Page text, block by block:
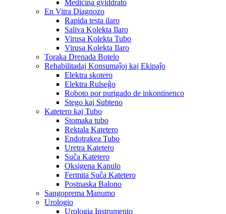
Medicina gviddrato
En Vitra Diagnozo
Rapida testa ilaro
Saliva Kolekta Ilaro
Virusa Kolekta Tubo
Virusa Kolekta Ilaro
Toraka Drenada Botelo
Rehabilitadaj Konsumaĵoj kaj Ekipaĵo
Elektra skotero
Elektra Rulseĝo
Roboto por purigado de inkontinenco
Stego kaj Subteno
Katetero kaj Tubo
Stomaka tubo
Rektala Katetero
Endotrakea Tubo
Uretra Katetero
Suĉa Katetero
Oksigena Kanulo
Fermita Suĉa Katetero
Postnaska Balono
Sangoprema Manumo
Urologio
Urologia Instrumento